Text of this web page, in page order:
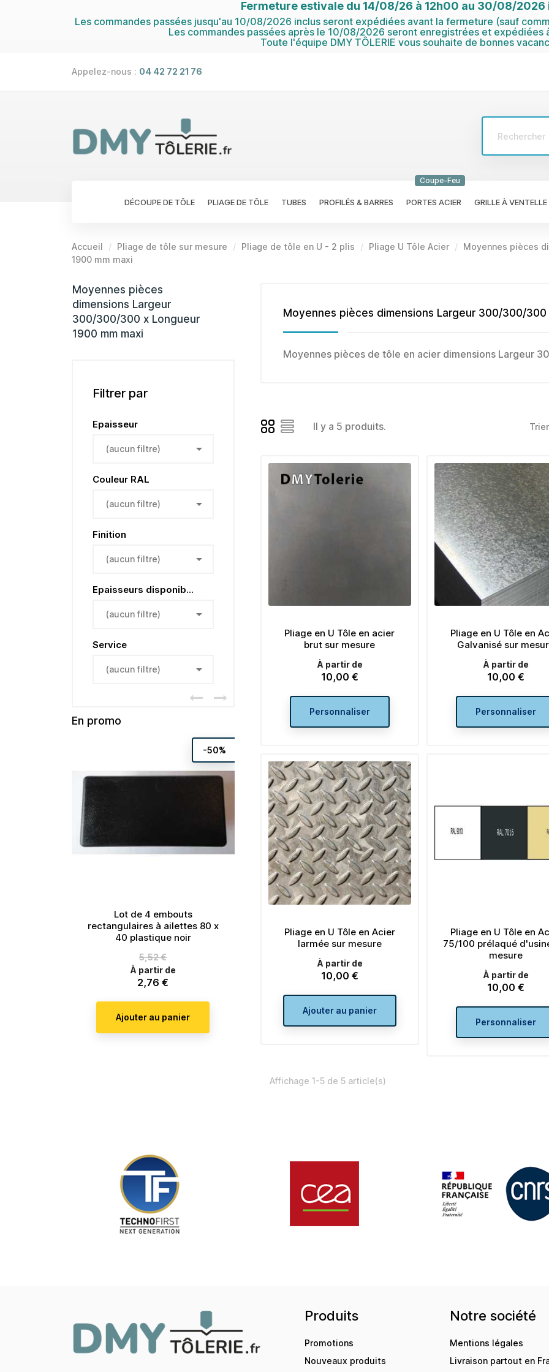
Fermeture estivale du 14/08/26 à 12h00 au 30/08/2026
Les commandes passées jusqu'au 10/08/2026 inclus seront expédiées avant la fermeture (sauf
Les commandes passées après le 10/08/2026 seront enregistrées et expédiées
Toute l'équipe DMY TÔLERIE vous souhaite de bonnes
Appelez-nous : 04 42 72 21 76
DÉCOUPE DE TÔLE PLIAGE DE TÔLE TUBES PROFILÉS & BARRES PORTES ACIER
Coupe-Feu
GRILLE À VENTELLE
Accueil Pliage de tôle sur mesure Pliage de tôle en U - 2 plis Pliage U Tôle Acier
Moyennes pièces
1900 mm maxi
Moyennes pièces
dimensions Largeur
300/300/300 x Longueur
1900 mm maxi
Filtrer par
Epaisseur
(aucun filtre) 
Couleur RAL
(aucun filtre) 
Finition
(aucun filtre) 
Epaisseurs disponibles
(aucun filtre) 
Service
(aucun filtre) 
En promo
Lot de 4 embouts
rectangulaires à ailettes 80 x
40 plastique noir
Prix
de
base
5,52 €
-50%
À partir de
Prix
2,76 €
Ajouter au panier
ailettes 50 x 50 plastique
noir
de
base
5,28 €
À partir de
Prix
2,64 €
Ajouter au panier
rectangulaires à
x 30 plastique
Prix
de
base
4,08 €
À partir de
Prix
2,04 €
Ajouter au
Moyennes pièces dimensions Largeur 300/300/300
Moyennes pièces de tôle en acier dimensions Largeur
Il y a 5 produits.
Pliage en U Tôle en acier
brut sur mesure
À partir de
Prix
10,00 €
Personnaliser
Pliage en U Tôle en
Galvanisé sur
À partir de
Prix
10,00 €
Personnaliser
Pliage en U Tôle en Acier
larmée sur mesure
À partir de
Prix
10,00 €
Ajouter au panier
Pliage en U Tôle en
75/100 prélaqué
mesure
À partir de
Prix
10,00 €
Personnaliser
Affichage 1-5 de 5 article(s)
Produits
Promotions
Nouveaux produits
Notre société
Mentions légales
Livraison partout en